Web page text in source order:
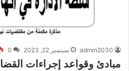
admin2030 سبتمبر 22, 2023 0
مبادئ وقواعد إجراءات